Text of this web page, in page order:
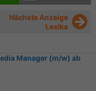
Nächste Anzeige
Lexika
Manager (m/w) ab